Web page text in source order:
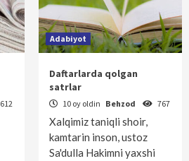
612
Adabiyot
Daftarlarda qolgan
satrlar
10 oy oldin Behzod 767
Xalqimiz taniqli shoir,
kamtarin inson, ustoz
Sa'dulla Hakimni yaxshi